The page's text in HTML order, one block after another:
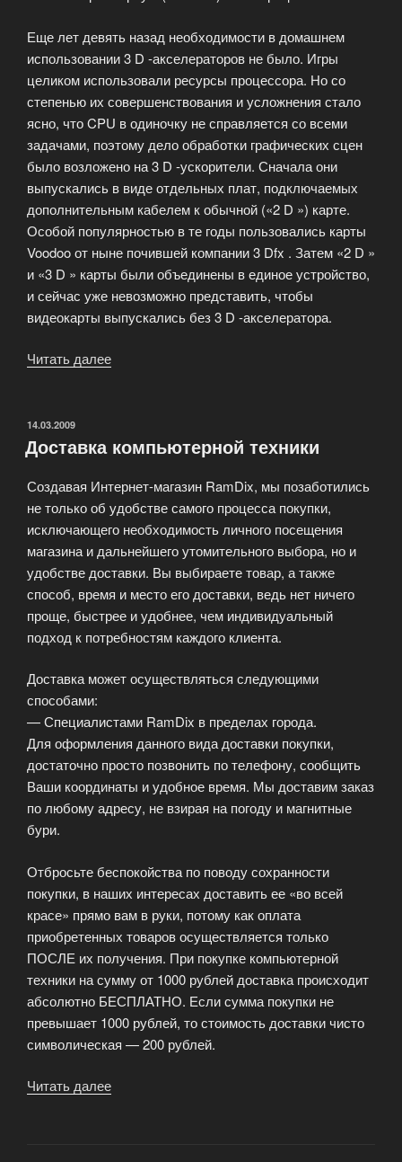
Еще лет девять назад необходимости в домашнем
использовании 3 D -акселераторов не было. Игры
целиком использовали ресурсы процессора. Но со
степенью их совершенствования и усложнения стало
ясно, что CPU в одиночку не справляется со всеми
задачами, поэтому дело обработки графических сцен
было возложено на 3 D -ускорители. Сначала они
выпускались в виде отдельных плат, подключаемых
дополнительным кабелем к обычной («2 D ») карте.
Особой популярностью в те годы пользовались карты
Voodoo от ныне почившей компании 3 Dfx . Затем «2 D »
и «3 D » карты были объединены в единое устройство,
и сейчас уже невозможно представить, чтобы
видеокарты выпускались без 3 D -акселератора.
Читать далее
ОПУБЛИКОВАНО
14.03.2009
Доставка компьютерной техники
Создавая Интернет-магазин RamDix, мы позаботились
не только об удобстве самого процесса покупки,
исключающего необходимость личного посещения
магазина и дальнейшего утомительного выбора, но и
удобстве доставки. Вы выбираете товар, а также
способ, время и место его доставки, ведь нет ничего
проще, быстрее и удобнее, чем индивидуальный
подход к потребностям каждого клиента.
Доставка может осуществляться следующими
способами:
— Специалистами RamDix в пределах города.
Для оформления данного вида доставки покупки,
достаточно просто позвонить по телефону, сообщить
Ваши координаты и удобное время. Мы доставим заказ
по любому адресу, не взирая на погоду и магнитные
бури.
Отбросьте беспокойства по поводу сохранности
покупки, в наших интересах доставить ее «во всей
красе» прямо вам в руки, потому как оплата
приобретенных товаров осуществляется только
ПОСЛЕ их получения. При покупке компьютерной
техники на сумму от 1000 рублей доставка происходит
абсолютно БЕСПЛАТНО. Если сумма покупки не
превышает 1000 рублей, то стоимость доставки чисто
символическая — 200 рублей.
Читать далее